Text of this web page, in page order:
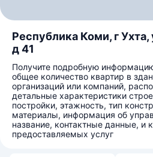
Республика Коми, г
д 41
Получите подробную
общее количество квартир в
организаций или компаний,
детальные характеристики
постройки, этажность, тип
материалы, информация об
название, контактные данные, и
предоставляемых услуг